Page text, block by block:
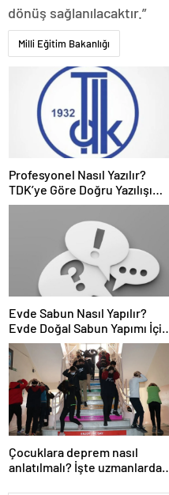
dönüş sağlanılacaktır.”
Milli Eğitim Bakanlığı
Profesyonel Nasıl Yazılır?
TDK’ye Göre Doğru Yazılışı
Profesyonel Mi, Profesyönel
Evde Sabun Nasıl Yapılır?
Evde Doğal Sabun Yapımı İçin
Gerekli Malzemeler ve
Ölçüleri
Çocuklara deprem nasıl
anlatılmalı? İşte uzmanlardan